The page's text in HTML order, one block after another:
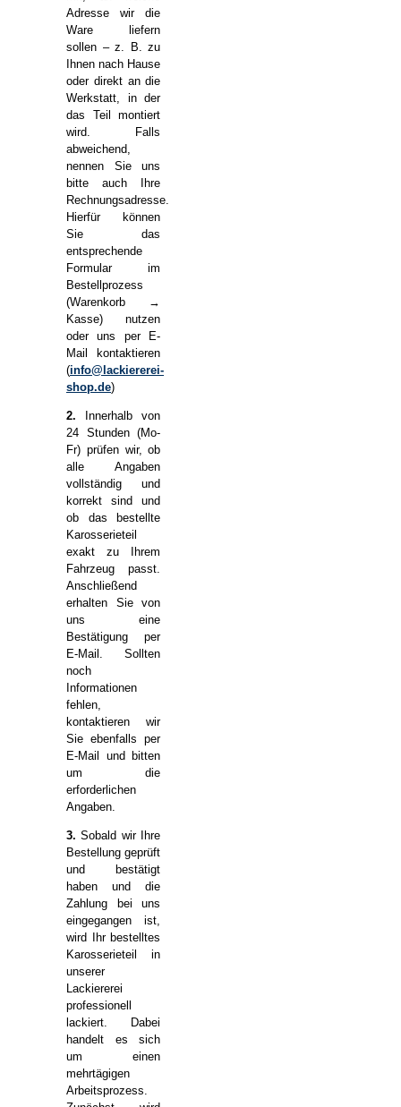
Adresse wir die
Ware liefern
sollen – z. B. zu
Ihnen nach Hause
oder direkt an die
Werkstatt, in der
das Teil montiert
wird. Falls
abweichend,
nennen Sie uns
bitte auch Ihre
Rechnungsadresse.
Hierfür können
Sie das
entsprechende
Formular im
Bestellprozess
(Warenkorb →
Kasse) nutzen
oder uns per E-
Mail kontaktieren
(info@lackiererei-
shop.de)
2. Innerhalb von
24 Stunden (Mo-
Fr) prüfen wir, ob
alle Angaben
vollständig und
korrekt sind und
ob das bestellte
Karosserieteil
exakt zu Ihrem
Fahrzeug passt.
Anschließend
erhalten Sie von
uns eine
Bestätigung per
E-Mail. Sollten
noch
Informationen
fehlen,
kontaktieren wir
Sie ebenfalls per
E-Mail und bitten
um die
erforderlichen
Angaben.
3. Sobald wir Ihre
Bestellung geprüft
und bestätigt
haben und die
Zahlung bei uns
eingegangen ist,
wird Ihr bestelltes
Karosserieteil in
unserer
Lackiererei
professionell
lackiert. Dabei
handelt es sich
um einen
mehrtägigen
Arbeitsprozess.